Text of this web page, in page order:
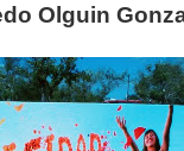
Olguin